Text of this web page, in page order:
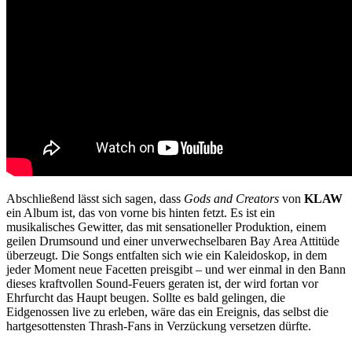
Abschließend lässt sich sagen, dass Gods and Creators von KLAW
ein Album ist, das von vorne bis hinten fetzt. Es ist ein
musikalisches Gewitter, das mit sensationeller Produktion, einem
geilen Drumsound und einer unverwechselbaren Bay Area Attitüde
überzeugt. Die Songs entfalten sich wie ein Kaleidoskop, in dem
jeder Moment neue Facetten preisgibt – und wer einmal in den Bann
dieses kraftvollen Sound-Feuers geraten ist, der wird fortan vor
Ehrfurcht das Haupt beugen. Sollte es bald gelingen, die
Eidgenossen live zu erleben, wäre das ein Ereignis, das selbst die
hartgesottensten Thrash-Fans in Verzückung versetzen dürfte.